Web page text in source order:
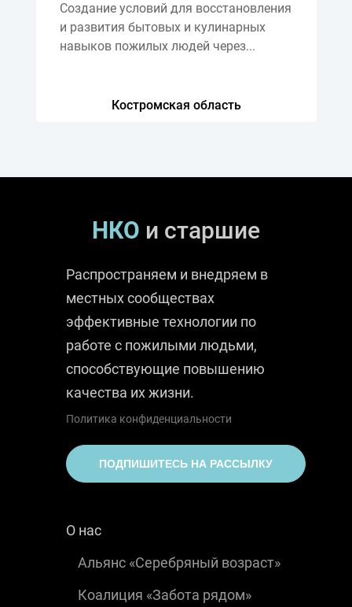
Создание условий для восстановления
и развития бытовых и кулинарных
навыков пожилых людей через...
Костромская область
НКО и старшие
Распространяем и внедряем в
местных сообществах
эффективные технологии по
работе с пожилыми людьми,
способствующие повышению
качества их жизни.
Политика конфиденциальности
ПОДПИШИТЕСЬ НА РАССЫЛКУ
О нас
Альянс «Серебряный возраст»
Коалиция «Забота рядом»